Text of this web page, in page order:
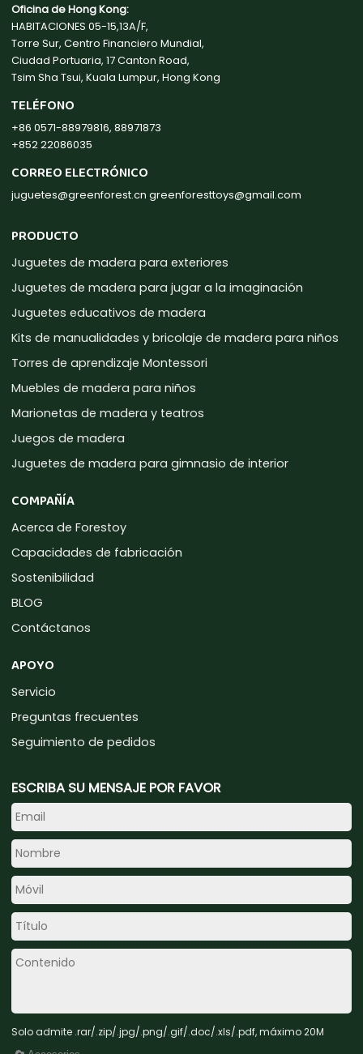
Oficina de Hong Kong:
HABITACIONES 05-15,13A/F,
Torre Sur, Centro Financiero Mundial,
Ciudad Portuaria, 17 Canton Road,
Tsim Sha Tsui, Kuala Lumpur, Hong Kong
TELÉFONO
+86 0571-88979816, 88971873
+852 22086035
CORREO ELECTRÓNICO
juguetes@greenforest.cn greenforesttoys@gmail.com
PRODUCTO
Juguetes de madera para exteriores
Juguetes de madera para jugar a la imaginación
Juguetes educativos de madera
Kits de manualidades y bricolaje de madera para niños
Torres de aprendizaje Montessori
Muebles de madera para niños
Marionetas de madera y teatros
Juegos de madera
Juguetes de madera para gimnasio de interior
COMPAÑÍA
Acerca de Forestoy
Capacidades de fabricación
Sostenibilidad
BLOG
Contáctanos
APOYO
Servicio
Preguntas frecuentes
Seguimiento de pedidos
ESCRIBA SU MENSAJE POR FAVOR
Solo admite .rar/.zip/.jpg/.png/.gif/.doc/.xls/.pdf, máximo 20M